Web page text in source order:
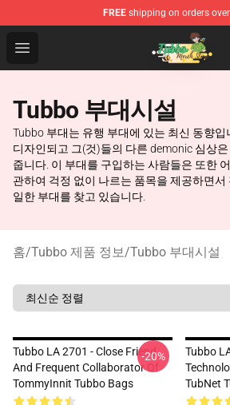
FREE shipping on orders
Open menu
Tubbo Store - Official Tubbo
Tubbo 부대시설
Tubbo 부대는 유행 부대에 있는 최신 동향입
디자인되고 그(것)들의 다른 demonic 심상
줍니다. 이 부대를 구입하는 사람들은 또한
관하여 걱정 없이 나르는 품목을 제공하면서
일한 부대를 찾고 있습니다.
홈/Tubbo 제품 정보/Tubbo 부대시설
Tubbo LA 2701 - Close Friend
And Frequent Collaborator Of
TommyInnit Tubbo Bags
-20%
Tubbo
TubNet